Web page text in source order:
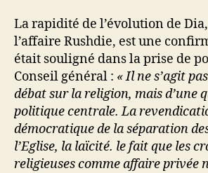
La rapidité de l’évolution de
l’affaire Rushdie, est une
était souligné dans la prise de
Conseil général : « Il ne s’agit
débat sur la religion, mais d’une
politique centrale. La
démocratique de la séparation
l’Eglise, la laïcité. le fait que les
religieuses comme affaire privée